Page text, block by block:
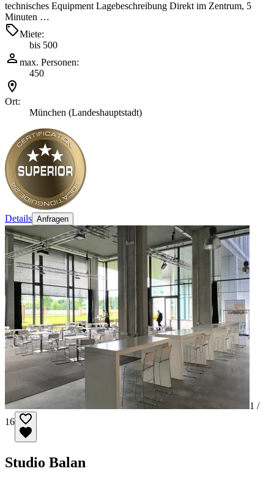
technisches Equipment Lagebeschreibung Direkt im Zentrum, 5
Minuten …
Miete:
bis 500
max. Personen:
450
Ort:
München (Landeshauptstadt)
Details Anfragen
1 /
16
Studio Balan